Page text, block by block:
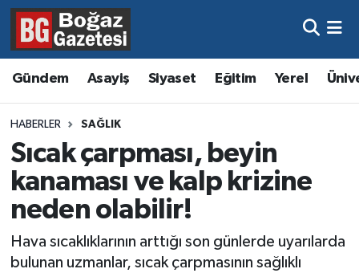
Gündem Asayiş Siyaset Eğitim Yerel
HABERLER SAĞLIK
Sıcak çarpması, beyin
kanaması ve kalp krizine
neden olabilir!
Hava sıcaklıklarının arttığı son günlerde uyarılarda
bulunan uzmanlar, sıcak çarpmasının sağlıklı
Asayiş
Eğitim
Ekonomi
Gündem
Magazin
Hava Durumu
Trafik Durumu
Süper Lig Puan Durumu ve Fikstür
Tüm Manşetler
Haber Arşivi